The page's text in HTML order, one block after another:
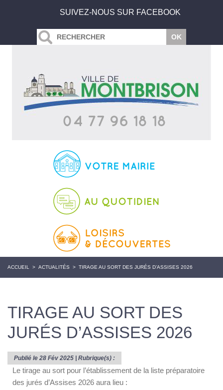
SUIVEZ-NOUS SUR FACEBOOK
ACCUEIL > ACTUALITÉS > TIRAGE AU SORT DES JURÉS D’ASSISES 2026
TIRAGE AU SORT DES
JURÉS D’ASSISES 2026
Publié le 28 Fév 2025 | Rubrique(s) :
Le tirage au sort pour l’établissement de la liste préparatoire
des jurés d’Assises 2026 aura lieu :